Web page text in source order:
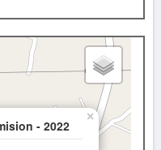
- 2022
×